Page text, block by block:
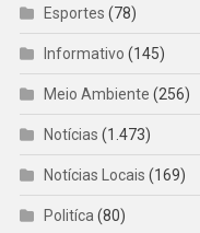
Esportes (78)
Informativo (145)
Meio Ambiente (256)
Notícias (1.473)
Notícias Locais (169)
Politíca(80)